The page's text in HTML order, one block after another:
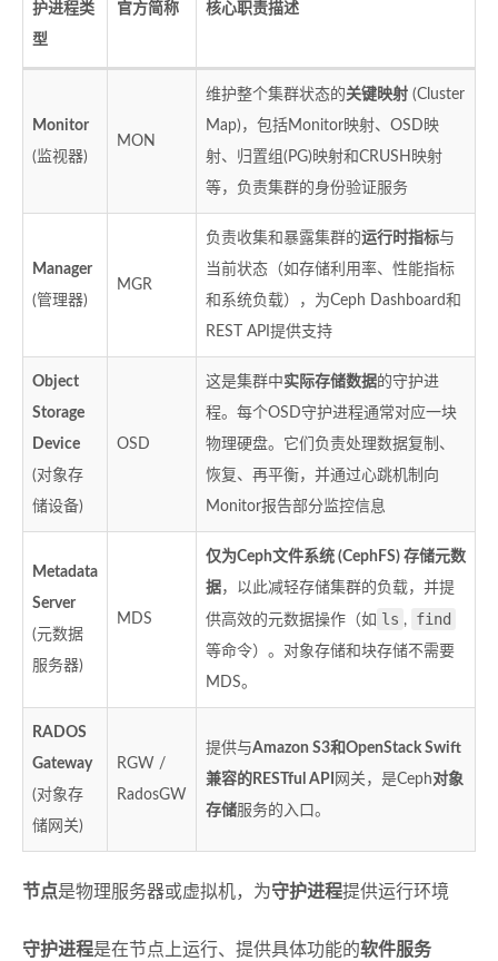
护进程类
型
官方简称 核心职责描述
Monitor
(监视器)
MON
维护整个集群状态的关键映射 (Cluster
Map)，包括Monitor映射、OSD映
射、归置组(PG)映射和CRUSH映射
等，负责集群的身份验证服务
Manager
(管理器)
MGR
负责收集和暴露集群的运行时指标与
当前状态（如存储利用率、性能指标
和系统负载），为Ceph Dashboard和
REST API提供支持
Object
Storage
Device
(对象存
储设备)
OSD
这是集群中实际存储数据的守护进
程。每个OSD守护进程通常对应一块
物理硬盘。它们负责处理数据复制、
恢复、再平衡，并通过心跳机制向
Monitor报告部分监控信息
Metadata
Server
(元数据
服务器)
MDS
仅为Ceph文件系统 (CephFS) 存储元数
据，以此减轻存储集群的负载，并提
供高效的元数据操作（如 ls , find
等命令）。对象存储和块存储不需要
MDS。
RADOS
Gateway
(对象存
储网关)
RGW /
RadosGW
提供与Amazon S3和OpenStack Swift
兼容的RESTful API 网关，是Ceph对象
存储服务的入口。
节点是物理服务器或虚拟机，为守护进程提供运行环境
守护进程是在节点上运行、提供具体功能的软件服务